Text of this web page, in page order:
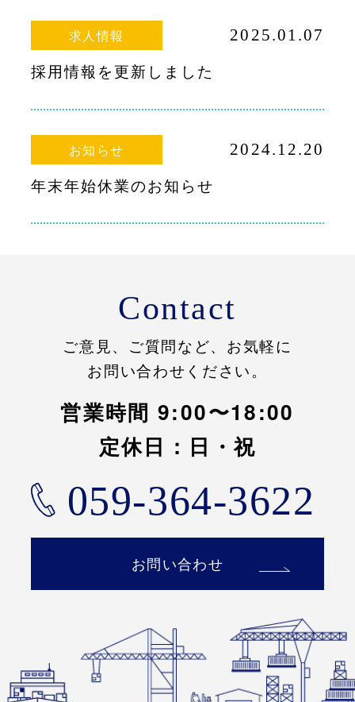
求人情報 2025.01.07
採用情報を更新しました
お知らせ 2024.12.20
年末年始休業のお知らせ
Contact
ご意見、ご質問など、お気軽に
お問い合わせください。
営業時間 9:00〜18:00
定休日：日・祝
059-364-3622
お問い合わせ